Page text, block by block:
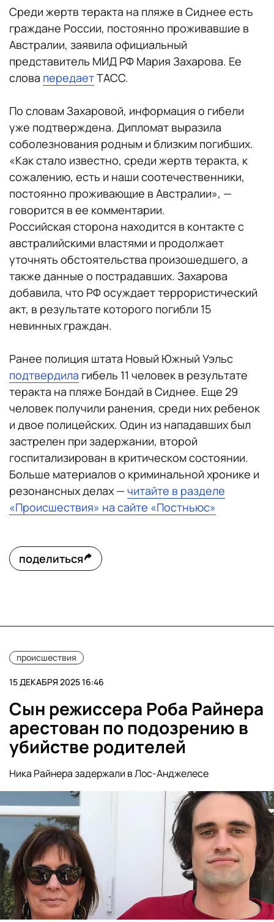
Среди жертв теракта на пляже в Сиднее есть
граждане России, постоянно проживавшие в
Австралии, заявила официальный
представитель МИД РФ Мария Захарова. Ее
слова передаетТАСС.
По словам Захаровой, информация о гибели
уже подтверждена. Дипломат выразила
соболезнования родным и близким погибших.
«Как стало известно, среди жертв теракта, к
сожалению, есть и наши соотечественники,
постоянно проживающие в Австралии», —
говорится в ее комментарии.
Российская сторона находится в контакте с
австралийскими властями и продолжает
уточнять обстоятельства произошедшего, а
также данные о пострадавших. Захарова
добавила, что РФ осуждает террористический
акт, в результате которого погибли 15
невинных граждан.
Ранее полиция штата Новый Южный Уэльс
подтвердила гибель 11 человек в результате
теракта на пляже Бондай в Сиднее. Еще 29
человек получили ранения, среди них ребенок
и двое полицейских. Один из нападавших был
застрелен при задержании, второй
госпитализирован в критическом состоянии.
Больше материалов о криминальной хронике и
резонансных делах — читайте в разделе
«Происшествия» на сайте «Постньюс»
поделиться
происшествия
15 ДЕКАБРЯ 2025 16:46
Сын режиссера Роба Райнера
арестован по подозрению в
убийстве родителей
Ника Райнера задержали в Лос-Анджелесе